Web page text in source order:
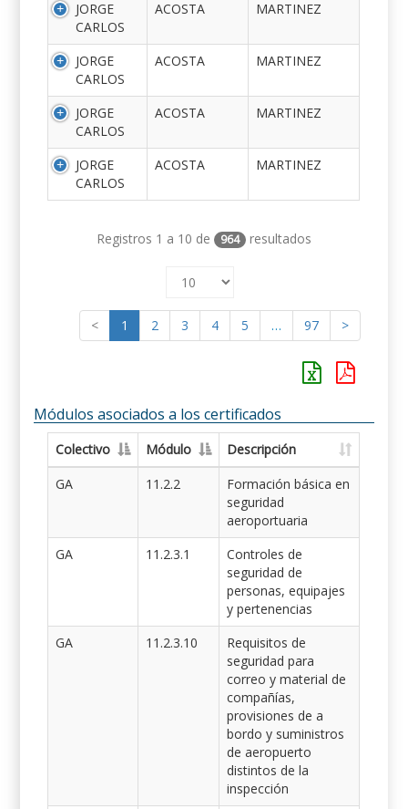
JORGE
CARLOS
ACOSTA MARTINEZ
JORGE
CARLOS
ACOSTA MARTINEZ
JORGE
CARLOS
ACOSTA MARTINEZ
JORGE
CARLOS
ACOSTA MARTINEZ
Registros 1 a 10 de 964 resultados
< 1 2 3 4 5 … 97 >
Módulos asociados a los certificados
Colectivo Módulo
Descripción
GA
11.2.2
Formación básica en
seguridad
aeroportuaria
GA
11.2.3.1
Controles de
seguridad de
personas, equipajes
y pertenencias
GA
11.2.3.10
Requisitos de
seguridad para
correo y material de
compañías,
provisiones de a
bordo y suministros
de aeropuerto
distintos de la
inspección